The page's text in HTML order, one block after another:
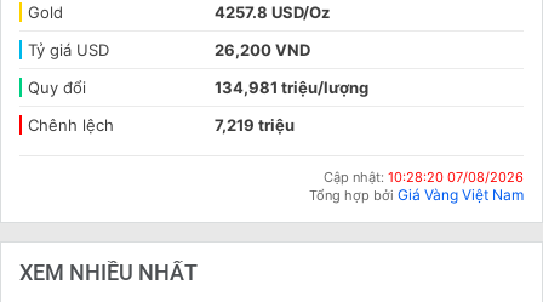
Gold
4257.8 USD/Oz
Tỷ giá USD
26,200 VND
Quy đổi
134,981 triệu/lượng
Chênh lệch
7,219 triệu
Cập nhật: 10:28:20 07/08/2026
Tổng hợp bởi Giá Vàng Việt Nam
XEM NHIỀU NHẤT